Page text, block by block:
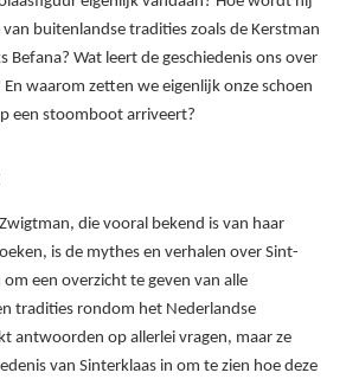
buitenlandse tradities zoals de Kerstman
Befana? Wat leert de geschiedenis ons over
En waarom zetten we eigenlijk onze schoen
een stoomboot arriveert?
die vooral bekend is van haar
is de mythes en verhalen over Sint-
een overzicht te geven van alle
tradities rondom het Nederlandse
antwoorden op allerlei vragen, maar ze
van Sinterklaas in om te zien hoe deze